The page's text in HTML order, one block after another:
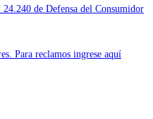
de Defensa del Consumidor
Para reclamos ingrese aquí